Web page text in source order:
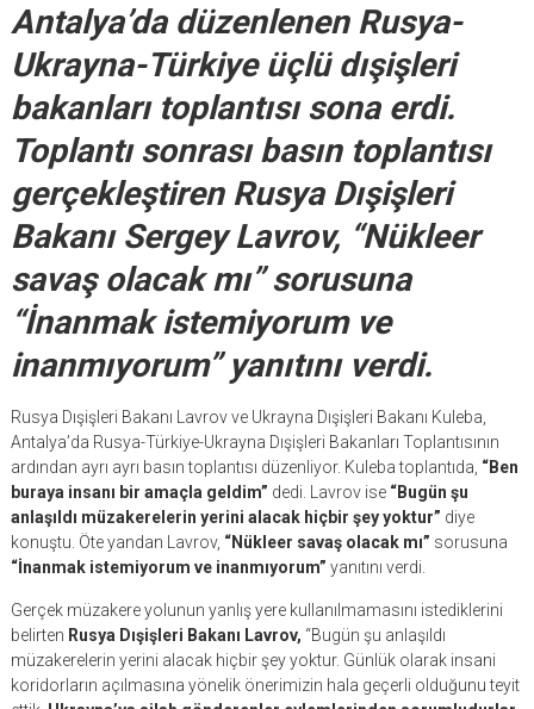
Antalya’da düzenlenen Rusya-
Ukrayna-Türkiye üçlü dışişleri
bakanları toplantısı sona erdi.
Toplantı sonrası basın toplantısı
gerçekleştiren Rusya Dışişleri
Bakanı Sergey Lavrov, “Nükleer
savaş olacak mı” sorusuna
“İnanmak istemiyorum ve
inanmıyorum” yanıtını verdi.
Rusya Dışişleri Bakanı Lavrov ve Ukrayna Dışişleri Bakanı Kuleba,
Antalya’da Rusya-Türkiye-Ukrayna Dışişleri Bakanları Toplantısının
ardından ayrı ayrı basın toplantısı düzenliyor. Kuleba toplantıda, “Ben
buraya insanı bir amaçla geldim” dedi. Lavrov ise “Bugün şu
anlaşıldı müzakerelerin yerini alacak hiçbir şey yoktur” diye
konuştu. Öte yandan Lavrov, “Nükleer savaş olacak mı” sorusuna
“İnanmak istemiyorum ve inanmıyorum” yanıtını verdi.
Gerçek müzakere yolunun yanlış yere kullanılmamasını istediklerini
belirten Rusya Dışişleri Bakanı Lavrov, “Bugün şu anlaşıldı
müzakerelerin yerini alacak hiçbir şey yoktur. Günlük olarak insani
koridorların açılmasına yönelik önerimizin hala geçerli olduğunu teyit